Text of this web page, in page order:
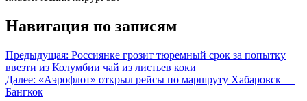
Навигация по записям
Предыдущая: Россиянке грозит тюремный срок за попытку
ввезти из Колумбии чай из листьев коки
Далее: «Аэрофлот» открыл рейсы по маршруту Хабаровск —
Бангкок